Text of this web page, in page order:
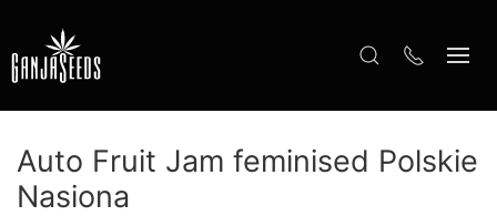
Auto Fruit Jam feminised Polskie
Nasiona